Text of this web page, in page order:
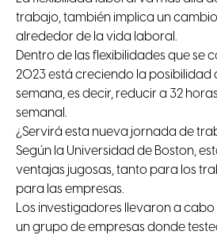
trabajo, también implica un
alrededor de la vida laboral.
Dentro de las flexibilidades que se
2023 está creciendo la posibilidad
semana, es decir, reducir a 32
semanal.
¿Servirá esta nueva jornada de
Según la Universidad de Boston,
ventajas jugosas, tanto para los
para las empresas.
Los investigadores llevaron a
un grupo de empresas donde